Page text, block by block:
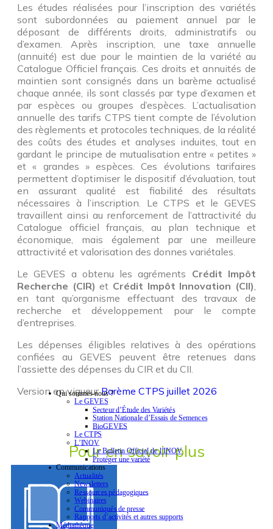
Les études réalisées pour l’inscription des variétés
sont subordonnées au paiement annuel par le
déposant de différents droits, administratifs ou
d’examen. Après inscription, une taxe annuelle
(annuité) est due pour le maintien de la variété au
Catalogue Officiel français. Ces droits et annuités de
maintien sont consignés dans un barème actualisé
chaque année, ils sont classés par type d’examen et
par espèces ou groupes d’espèces. L’actualisation
annuelle des tarifs CTPS tient compte de l’évolution
des règlements et protocoles techniques, de la réalité
des coûts des études et analyses induites, tout en
gardant le principe de mutualisation entre « petites »
et « grandes » espèces. Ces évolutions tarifaires
permettent d’optimiser le dispositif d’évaluation, tout
en assurant qualité est fiabilité des résultats
nécessaires à l’inscription. Le CTPS et le GEVES
travaillent ainsi au renforcement de l’attractivité du
Catalogue officiel français, au plan technique et
économique, mais également par une meilleure
attractivité et valorisation des donnes variétales.
Le GEVES a obtenu les agréments Crédit Impôt
Recherche (CIR) et Crédit Impôt Innovation (CII)
en tant qu’organisme effectuant des travaux de
recherche et développement pour le compte
d’entreprises.
Les dépenses éligibles relatives à des opérations
confiées au GEVES peuvent être retenues dans
l’assiette des dépenses du CIR et du CII.
Version en vigueurBarème CTPS juillet 2026
Pour en savoir plus
Qui sommes-nous ?
Le GEVES
Secteur d’Étude des Variétés
Station Nationale d’Essais de Semences
BioGEVES
Le CTPS
L’INOV
Le Bulletin Officiel de l’INOV
Protéger une variété
Communications
Actualités
Newsletters
Ressources pédagogiques
Webinaires
Communiqués de presse
Rapports d’activités et autres supports
Médiathèque